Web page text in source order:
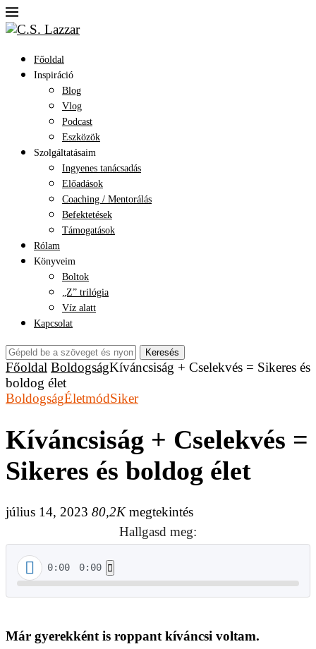
Főoldal
Inspiráció
Blog
Vlog
Podcast
Eszközök
Szolgáltatásaim
Ingyenes tanácsadás
Előadások
Coaching / Mentorálás
Befektetések
Támogatások
Rólam
Könyveim
Boltok
„Z” trilógia
Víz alatt
Kapcsolat
Keresés
Főoldal BoldogságKíváncsiság + Cselekvés = Sikeres és
boldog élet
BoldogságÉletmódSiker
Kíváncsiság + Cselekvés =
Sikeres és boldog élet
július 14, 2023 80,2Kmegtekintés
Hallgasd meg:
0:00 0:00
Már gyerekként is roppant kíváncsi voltam.